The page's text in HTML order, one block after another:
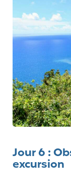
Jour 6 :
excursion